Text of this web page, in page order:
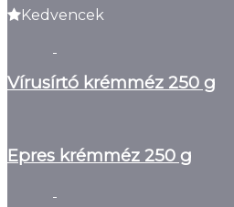
Kedvencek
Vírusírtó krémméz 250 g
Epres krémméz 250 g